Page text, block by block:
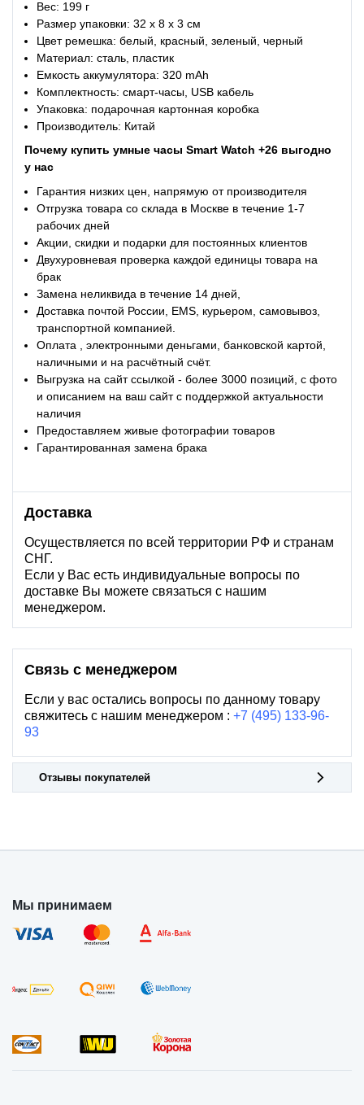
Вес: 199 г
Размер упаковки: 32 х 8 х 3 см
Цвет ремешка: белый, красный, зеленый, черный
Материал: сталь, пластик
Емкость аккумулятора: 320 mAh
Комплектность: смарт-часы, USB кабель
Упаковка: подарочная картонная коробка
Производитель: Китай
Почему купить умные часы Smart Watch +26 выгодно
у нас
Гарантия низких цен, напрямую от производителя
Отгрузка товара со склада в Москве в течение 1-7
рабочих дней
Акции, скидки и подарки для постоянных клиентов
Двухуровневая проверка каждой единицы товара на
брак
Замена неликвида в течение 14 дней,
Доставка почтой России, EMS, курьером, самовывоз,
транспортной компанией.
Оплата , электронными деньгами, банковской картой,
наличными и на расчётный счёт.
Выгрузка на сайт ссылкой - более 3000 позиций, с фото
и описанием на ваш сайт с поддержкой актуальности
наличия
Предоставляем живые фотографии товаров
Гарантированная замена брака
Доставка
Осуществляется по всей территории РФ и странам
СНГ.
Если у Вас есть индивидуальные вопросы по
доставке Вы можете связаться с нашим
менеджером.
Связь с менеджером
Если у вас остались вопросы по данному товару
свяжитесь с нашим менеджером : +7 (495) 133-96-
93
Отзывы покупателей
Мы принимаем